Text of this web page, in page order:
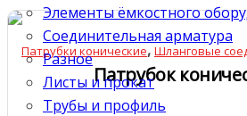
Элементы ёмкостного
Соединительная арматура
Разное
Листы и прокат
Трубы и профиль
Патрубки конические, Шланговые
Патрубок